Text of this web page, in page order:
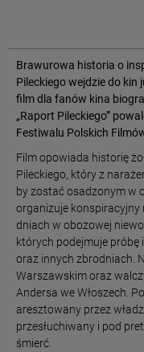
Brawurowa historia o
Pileckiego wejdzie do kin
film dla fanów kina
„Raport Pileckiego”
Festiwalu Polskich
Film opowiada historię
Pileckiego, który z
by zostać osadzonym w
organizuje konspiracyjny
dniach w obozowej
których podejmuje
oraz innych zbrodniach.
Warszawskim oraz
Andersa we Włoszech.
aresztowany przez
przesłuchiwany i pod
śmierć.